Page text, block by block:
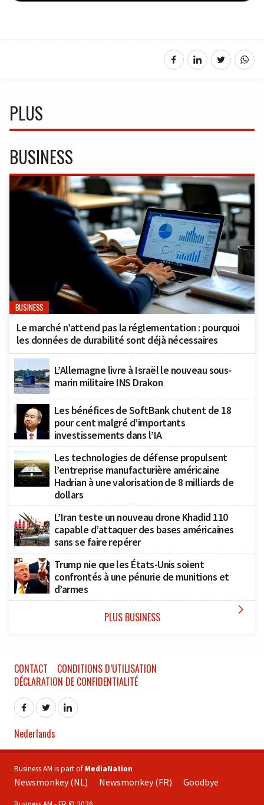
PLUS
BUSINESS
BUSINESS
Le marché n’attend pas la réglementation : pourquoi
les données de durabilité sont déjà nécessaires
L’Allemagne livre à Israël le nouveau sous-
marin militaire INS Drakon
Les bénéfices de SoftBank chutent de 18
pour cent malgré d’importants
investissements dans l’IA
Les technologies de défense propulsent
l’entreprise manufacturière américaine
Hadrian à une valorisation de 8 milliards de
dollars
L’Iran teste un nouveau drone Khadid 110
capable d’attaquer des bases américaines
sans se faire repérer
Trump nie que les États-Unis soient
confrontés à une pénurie de munitions et
d’armes
PLUS BUSINESS 
CONTACT
CONDITIONS D’UTILISATION
DÉCLARATION DE CONFIDENTIALITÉ
Nederlands
Business AM is part of MediaNation
Newsmonkey (NL) Newsmonkey (FR) Goodbye